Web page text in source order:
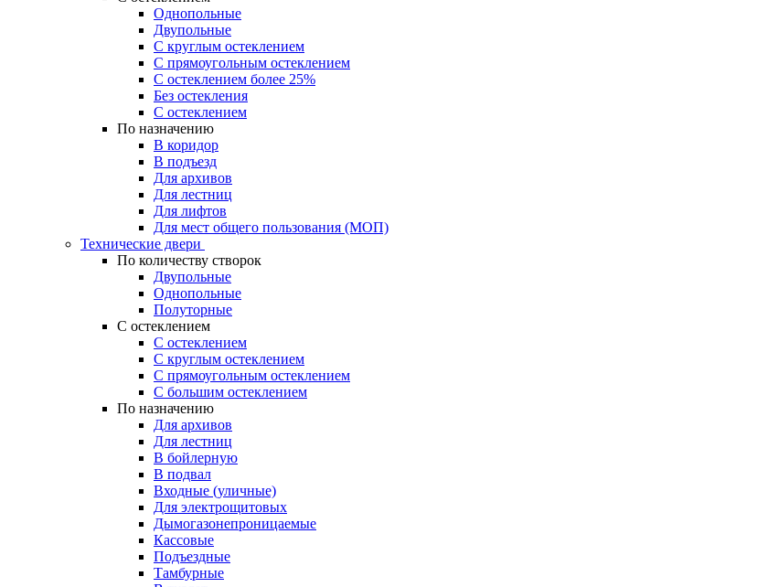
Однопольные
Двупольные
С круглым остеклением
С прямоугольным остеклением
С остеклением более 25%
Без остекления
С остеклением
По назначению
В коридор
В подъезд
Для архивов
Для лестниц
Для лифтов
Для мест общего пользования (МОП)
Технические двери
По количеству створок
Двупольные
Однопольные
Полуторные
С остеклением
С остеклением
С круглым остеклением
С прямоугольным остеклением
С большим остеклением
По назначению
Для архивов
Для лестниц
В бойлерную
В подвал
Входные (уличные)
Для электрощитовых
Дымогазонепроницаемые
Кассовые
Подъездные
Тамбурные